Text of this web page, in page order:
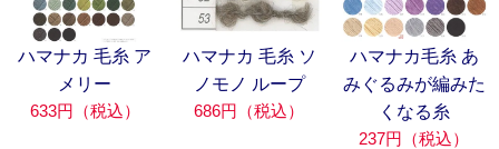
ハマナカ 毛糸 ア
メリー
633円（税込）
ハマナカ 毛糸 ソ
ノモノ ループ
686円（税込）
ハマナカ毛糸 あ
みぐるみが編みた
くなる糸
237円（税込）